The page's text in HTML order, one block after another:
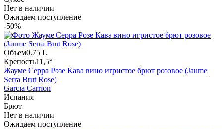
Нет в наличии
Ожидаем поступление
-50%
Объем0.75 L
Крепость11,5°
Жауме Серра Розе Кава вино игристое брют розовое (Jaume
Serra Brut Rose)
Garcia Carrion
Испания
Брют
Нет в наличии
Ожидаем поступление